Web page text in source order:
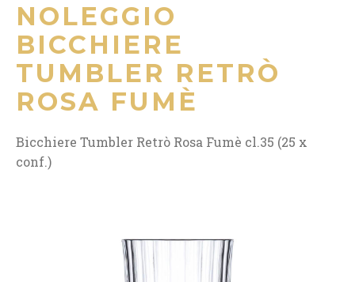
NOLEGGIO
BICCHIERE
TUMBLER RETRÒ
ROSA FUMÈ
Bicchiere Tumbler Retrò Rosa Fumè cl.35 (25 x
conf.)